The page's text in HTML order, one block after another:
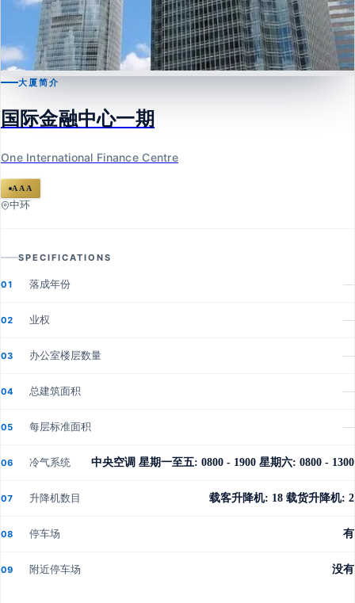
国际金融中心一期
One International Finance Centre
大厦简介
国际金融中心一期
One International Finance Centre
AAA
中环
SPECIFICATIONS
01 落成年份 —
02 业权 —
03 办公室楼层数量 —
04 总建筑面积 —
05 每层标准面积 —
06 冷气系统 中央空调 星期一至五: 0800 - 1900 星期六: 0800 - 1300
07 升降机数目 载客升降机: 18 载货升降机: 2
08 停车场 有
09 附近停车场 没有